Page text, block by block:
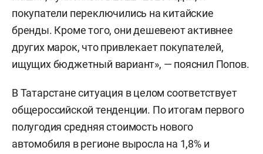
покупатели переключились на китайские
бренды. Кроме того, они дешевеют активнее
других марок, что привлекает покупателей,
ищущих бюджетный вариант», — пояснил Попов.
В Татарстане ситуация в целом соответствует
общероссийской тенденции. По итогам первого
полугодия средняя стоимость нового
автомобиля в регионе выросла на 1,8% и